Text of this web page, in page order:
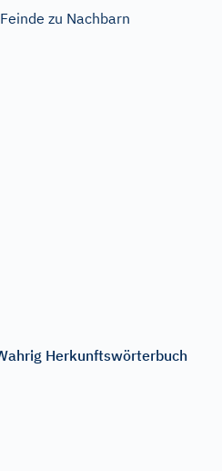
zu Nachbarn
Herkunftswörterbuch